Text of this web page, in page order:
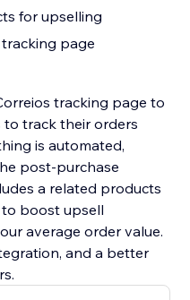
for upselling
page
tracking page to
to track their orders
is automated,
post-purchase
a related products
boost upsell
average order value.
and a better